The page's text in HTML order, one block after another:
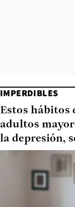
IMPERDIBLES
Estos hábitos
adultos
la depresión,